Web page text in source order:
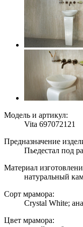
Модель и артикул:
Vita 697072121
Предназначение
Пьедестал под
Материал
натуральный
Сорт мрамора:
Crystal White;
Цвет мрамора: